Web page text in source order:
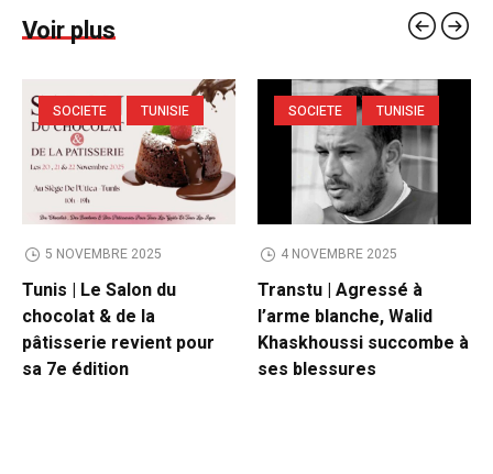
Voir plus
SOCIETE TUNISIE
5 NOVEMBRE 2025
Tunis | Le Salon du
chocolat & de la
pâtisserie revient pour
sa 7e édition
SOCIETE TUNISIE
4 NOVEMBRE 2025
Transtu | Agressé à
l’arme blanche, Walid
Khaskhoussi succombe à
ses blessures